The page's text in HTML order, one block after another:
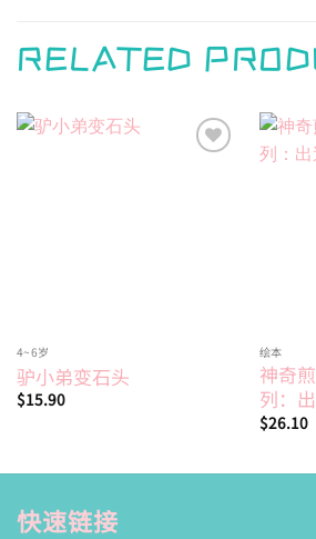
RELATED
4~6岁
驴小弟变石头
$15.90
绘本
神奇
列：
$26.10
快速链接